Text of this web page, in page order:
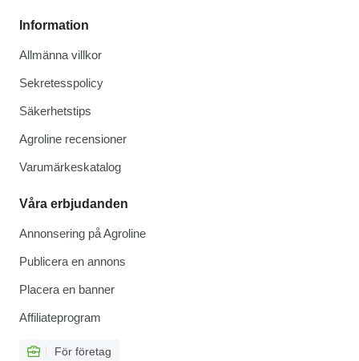
Information
Allmänna villkor
Sekretesspolicy
Säkerhetstips
Agroline recensioner
Varumärkeskatalog
Våra erbjudanden
Annonsering på Agroline
Publicera en annons
Placera en banner
Affiliateprogram
För företag